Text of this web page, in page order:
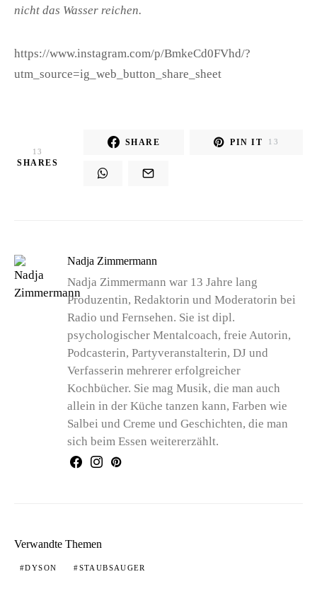
nicht das Wasser reichen.
https://www.instagram.com/p/BmkeCd0FVhd/?
utm_source=ig_web_button_share_sheet
13
SHARES
SHARE PIN IT 13
Nadja Zimmermann
Nadja Zimmermann war 13 Jahre lang
Produzentin, Redaktorin und Moderatorin bei
Radio und Fernsehen. Sie ist dipl.
psychologischer Mentalcoach, freie Autorin,
Podcasterin, Partyveranstalterin, DJ und
Verfasserin mehrerer erfolgreicher
Kochbücher. Sie mag Musik, die man auch
allein in der Küche tanzen kann, Farben wie
Salbei und Creme und Geschichten, die man
sich beim Essen weitererzählt.
Verwandte Themen
DYSON STAUBSAUGER